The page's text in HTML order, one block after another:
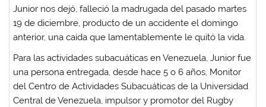
Junior nos dejó, falleció la madrugada del pasado martes
19 de diciembre, producto de un accidente el domingo
anterior, una caída que lamentablemente le quitó la vida.
Para las actividades subacuáticas en Venezuela, Junior fue
una persona entregada, desde hace 5 o 6 años, Monitor
del Centro de Actividades Subacuáticas de la Universidad
Central de Venezuela, impulsor y promotor del Rugby